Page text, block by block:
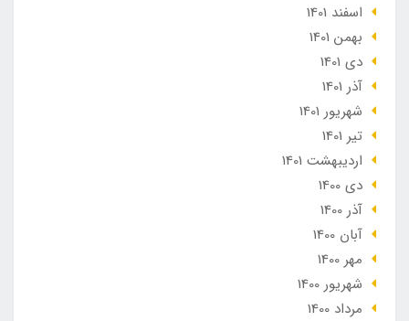
اسفند 1401
بهمن 1401
دی 1401
آذر 1401
شهریور 1401
تير 1401
ارديبهشت 1401
دی 1400
آذر 1400
آبان 1400
مهر 1400
شهریور 1400
مرداد 1400